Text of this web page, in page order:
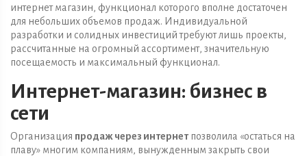
интернет магазин, функционал которого вполне достаточен
для небольших объемов продаж. Индивидуальной
разработки и солидных инвестиций требуют лишь проекты,
рассчитанные на огромный ассортимент, значительную
посещаемость и максимальный функционал.
Интернет-магазин: бизнес в
cети
Организация продаж через интернет позволила «остаться на
плаву» многим компаниям, вынужденным закрыть свои